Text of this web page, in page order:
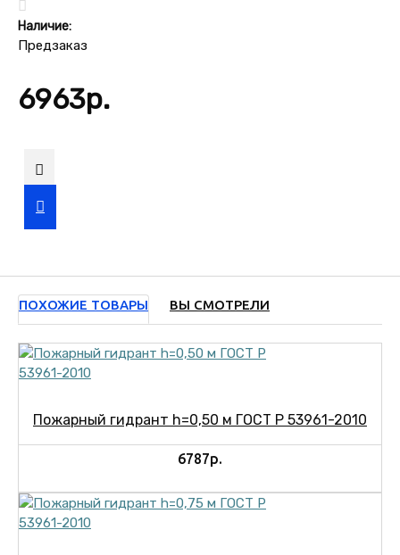
Наличие:
Предзаказ
6963р.
ПОХОЖИЕ ТОВАРЫ ВЫ СМОТРЕЛИ
Пожарный гидрант h=0,50 м ГОСТ Р 53961-2010
6787р.